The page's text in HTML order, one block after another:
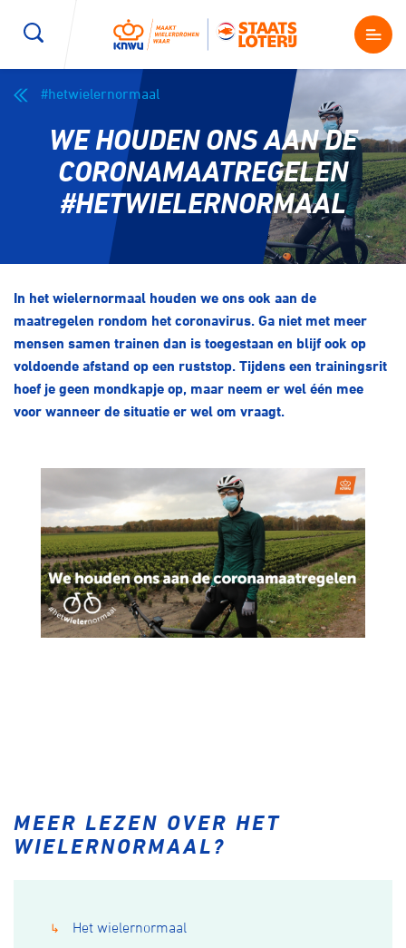
Kenniscentrum
Magazine
Shop
Producten en diensten
Contact
Over ons
Lid worden
#hetwielernormaal
WE HOUDEN ONS AAN DE
CORONAMAATREGELEN
#HETWIELERNORMAAL
In het wielernormaal houden we ons ook aan de
maatregelen rondom het coronavirus. Ga niet met meer
mensen samen trainen dan is toegestaan en blijf ook op
voldoende afstand op een ruststop. Tijdens een trainingsrit
hoef je geen mondkapje op, maar neem er wel één mee
voor wanneer de situatie er wel om vraagt.
MEER LEZEN OVER HET
WIELERNORMAAL?
↳ Het wielernormaal
Wegwielrennen Mountainbiken
E-Racing
Kunstwielrijden ID-Cycling
BMX freestyle
Veldrijden Biketrial